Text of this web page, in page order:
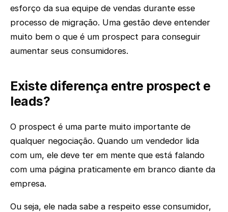
esforço da sua equipe de vendas durante esse
processo de migração. Uma gestão deve entender
muito bem o que é um prospect para conseguir
aumentar seus consumidores.
Existe diferença entre prospect e
leads?
O prospect é uma parte muito importante de
qualquer negociação. Quando um vendedor lida
com um, ele deve ter em mente que está falando
com uma página praticamente em branco diante da
empresa.
Ou seja, ele nada sabe a respeito esse consumidor,